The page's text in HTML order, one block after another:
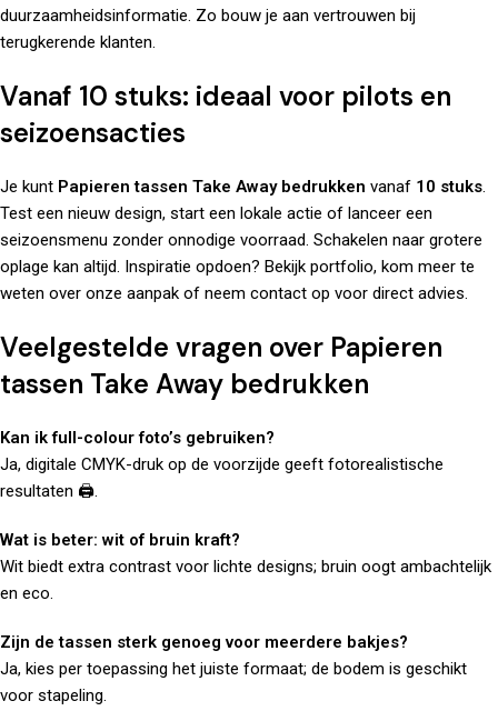
duurzaamheidsinformatie. Zo bouw je aan vertrouwen bij
terugkerende klanten.
Vanaf 10 stuks: ideaal voor pilots en
seizoensacties
Je kunt Papieren tassen Take Away bedrukken vanaf 10 stuks
Test een nieuw design, start een lokale actie of lanceer een
seizoensmenu zonder onnodige voorraad. Schakelen naar grotere
oplage kan altijd. Inspiratie opdoen? Bekijk portfolio, kom meer te
weten over onze aanpak of neem contact op voor direct advies.
Veelgestelde vragen over Papieren
tassen Take Away bedrukken
Kan ik full-colour foto’s gebruiken?
Ja, digitale CMYK-druk op de voorzijde geeft fotorealistische
resultaten 🖨️.
Wat is beter: wit of bruin kraft?
Wit biedt extra contrast voor lichte designs; bruin oogt ambachtelijk
en eco.
Zijn de tassen sterk genoeg voor meerdere bakjes?
Ja, kies per toepassing het juiste formaat; de bodem is geschikt
voor stapeling.